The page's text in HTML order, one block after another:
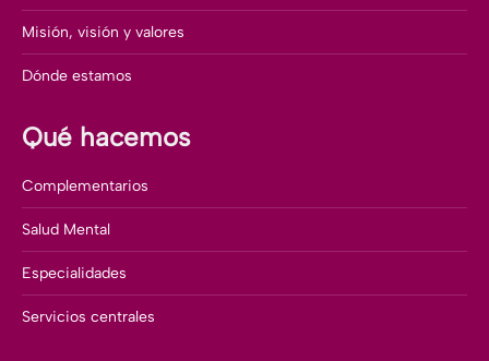
Misión, visión y valores
Dónde estamos
Qué hacemos
Complementarios
Salud Mental
Especialidades
Servicios centrales